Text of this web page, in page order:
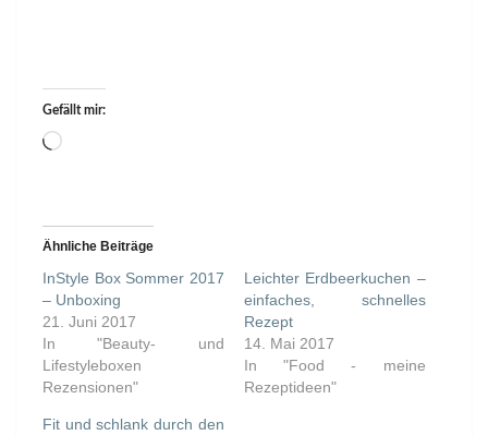
Gefällt mir:
Wird
Ähnliche Beiträge
InStyle Box Sommer 2017
– Unboxing
21. Juni 2017
In "Beauty- und
Lifestyleboxen
Rezensionen"
Leichter Erdbeerkuchen –
einfaches, schnelles
Rezept
14. Mai 2017
In "Food - meine
Rezeptideen"
Fit und schlank durch den